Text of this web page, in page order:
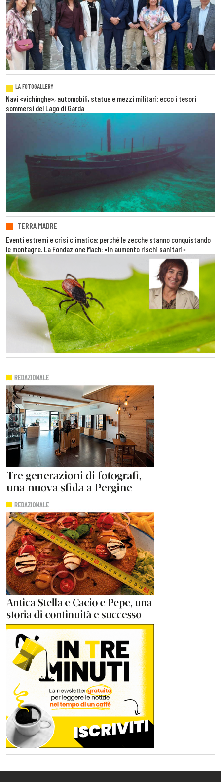
LA FOTOGALLERY
Navi «vichinghe», automobili, statue e mezzi militari: ecco i tesori
sommersi del Lago di Garda
TERRA MADRE
Eventi estremi e crisi climatica: perché le zecche stanno conquistando
le montagne. La Fondazione Mach: «In aumento rischi sanitari»